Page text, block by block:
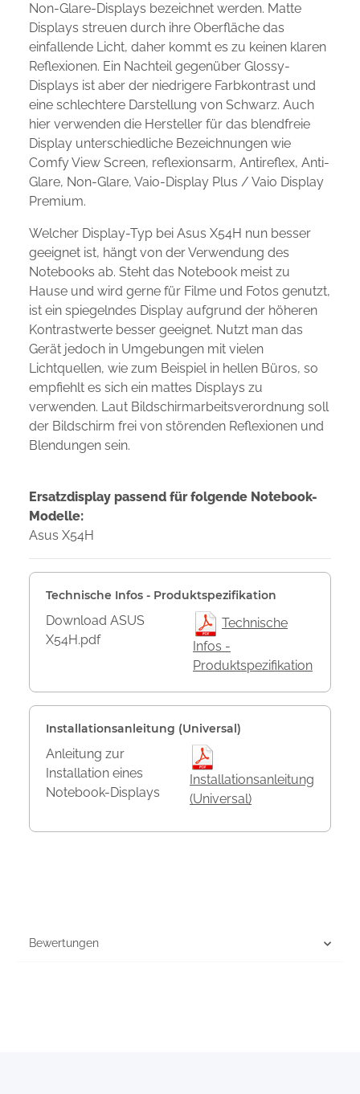
Non-Glare-Displays bezeichnet werden. Matte
Displays streuen durch ihre Oberfläche das
einfallende Licht, daher kommt es zu keinen klaren
Reflexionen. Ein Nachteil gegenüber Glossy-
Displays ist aber der niedrigere Farbkontrast und
eine schlechtere Darstellung von Schwarz. Auch
hier verwenden die Hersteller für das blendfreie
Display unterschiedliche Bezeichnungen wie
Comfy View Screen, reflexionsarm, Antireflex, Anti-
Glare, Non-Glare, Vaio-Display Plus / Vaio Display
Premium.
Welcher Display-Typ bei Asus X54H nun besser
geeignet ist, hängt von der Verwendung des
Notebooks ab. Steht das Notebook meist zu
Hause und wird gerne für Filme und Fotos genutzt,
ist ein spiegelndes Display aufgrund der höheren
Kontrastwerte besser geeignet. Nutzt man das
Gerät jedoch in Umgebungen mit vielen
Lichtquellen, wie zum Beispiel in hellen Büros, so
empfiehlt es sich ein mattes Displays zu
verwenden. Laut Bildschirmarbeitsverordnung soll
der Bildschirm frei von störenden Reflexionen und
Blendungen sein.
Ersatzdisplay passend für folgende Notebook-
Modelle:
Asus X54H
Technische Infos - Produktspezifikation
Download ASUS
X54H.pdf
Technische
Infos -
Produktspezifikation
Installationsanleitung (Universal)
Anleitung zur
Installation eines
Notebook-Displays
Installationsanleitung
(Universal)
Bewertungen